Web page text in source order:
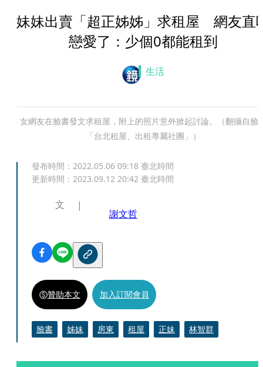
妹妹出賣「超正姊姊」求租屋 網友直
戀愛了：少個0都能租到
生活
女網友在臉書發文求租屋，附上的照片意外掀起討論。（翻攝自臉
「台北租屋、出租專屬社團」）
發布時間： 2022.05.06 09:18 臺北時間
更新時間： 2023.09.12 20:42 臺北時間
文
謝文哲
贊助本文 加入訂閱會員
臉書 姊妹 房東 租屋 正妹 林智群